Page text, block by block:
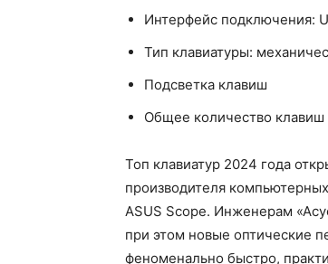
Интерфейс подключения:
Тип клавиатуры:
Подсветка клавиш
Общее количество клавиш
Топ клавиатур 2024 года
производителя
ASUS Scope. Инженерам
при этом новые оптические
феноменально быстро,